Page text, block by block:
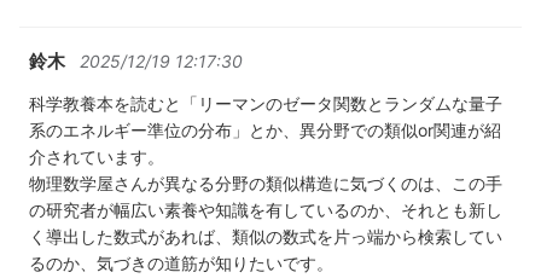
鈴木 2025/12/19 12:17:30
科学教養本を読むと「リーマンのゼータ関数とランダムな量子
系のエネルギー準位の分布」とか、異分野での類似or関連が紹
介されています。
物理数学屋さんが異なる分野の類似構造に気づくのは、この手
の研究者が幅広い素養や知識を有しているのか、それとも新し
く導出した数式があれば、類似の数式を片っ端から検索してい
るのか、気づきの道筋が知りたいです。